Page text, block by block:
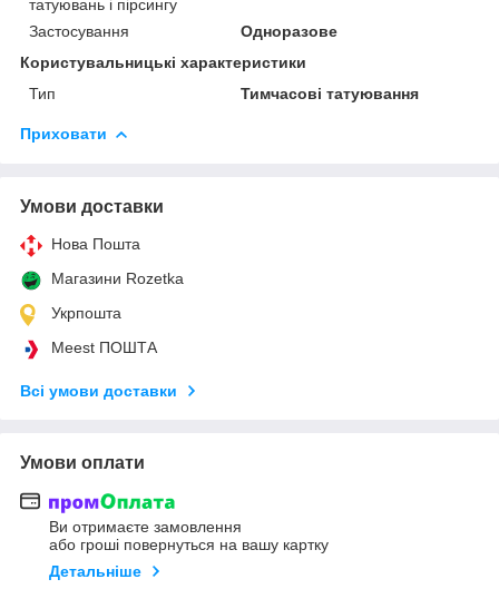
татуювань і пірсингу
Застосування
Одноразове
Користувальницькі характеристики
Тип
Тимчасові татуювання
Приховати
Умови доставки
Нова Пошта
Магазини Rozetka
Укрпошта
Meest ПОШТА
Всі умови доставки
Умови оплати
Ви отримаєте замовлення
або гроші повернуться на вашу картку
Детальніше